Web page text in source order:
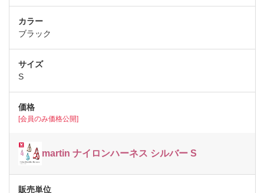
ブラック
S
[会員のみ価格公開]
martin ナイロンハーネス シルバー S